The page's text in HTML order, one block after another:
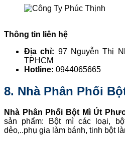
Thông tin liên hệ
Địa chỉ: 97 Nguyễn Thị
TPHCM
Hotline: 0944065665
8. Nhà Phân Phối
Nhà Phân Phối Bột Mì Út
sản phẩm: Bột mì các loại,
dẻo,..phụ gia làm bánh, tinh bột